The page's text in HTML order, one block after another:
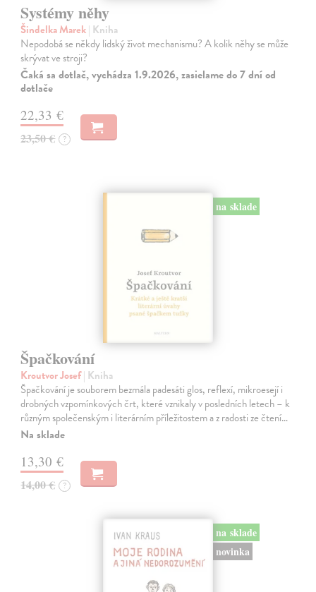
Systémy něhy
Šindelka Marek| Kniha
Nepodobá se někdy lidský život mechanismu? A kolik něhy se může
skrývat ve stroji?
Čaká sa dotlač, vychádza 1.9.2026, zasielame do 7 dní od
dotlače
22,33 €
23,50 € ?
na sklade
Špačkování
Kroutvor Josef| Kniha
Špačkování je souborem bezmála padesáti glos, reflexí, mikroesejí i
drobných vzpomínkových črt, které vznikaly v posledních letech – k
různým společenským i literárním příležitostem a z radosti ze čtení…
Na sklade
13,30 €
14,00 € ?
na sklade
novinka